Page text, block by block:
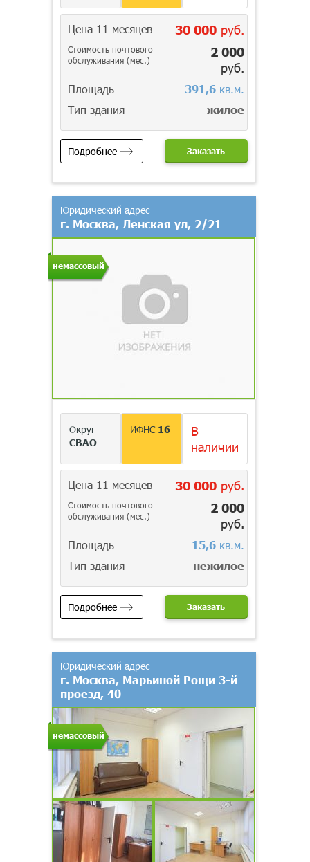
Цена 11 месяцев 30 000руб.
Стоимость почтового
обслуживания (мес.)
2 000
руб.
Площадь 391,6кв.м.
Тип здания
жилое
Подробнее Заказать
немассовый
Юридический адрес
г. Москва, Ленская ул, 2/21
Округ
СВАО
ИФНС 16
В
наличии
Цена 11 месяцев 30 000руб.
Стоимость почтового
обслуживания (мес.)
2 000
руб.
Площадь 15,6кв.м.
Тип здания
нежилое
Подробнее Заказать
немассовый
Юридический адрес
г. Москва, Марьиной Рощи 3-й
проезд, 40